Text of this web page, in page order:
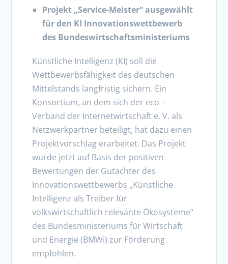
Projekt „Service-Meister“ ausgewählt
für den KI Innovationswettbewerb
des Bundeswirtschaftsministeriums
Künstliche Intelligenz (KI) soll die
Wettbewerbsfähigkeit des deutschen
Mittelstands langfristig sichern. Ein
Konsortium, an dem sich der eco –
Verband der Internetwirtschaft e. V. als
Netzwerkpartner beteiligt, hat dazu einen
Projektvorschlag erarbeitet. Das Projekt
wurde jetzt auf Basis der positiven
Bewertungen der Gutachter des
Innovationswettbewerbs „Künstliche
Intelligenz als Treiber für
volkswirtschaftlich relevante Ökosysteme“
des Bundesministeriums für Wirtschaft
und Energie (BMWi) zur Förderung
empfohlen.